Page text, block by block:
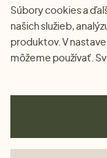
Súbory cookies a
našich služieb,
produktov. V
môžeme používať.